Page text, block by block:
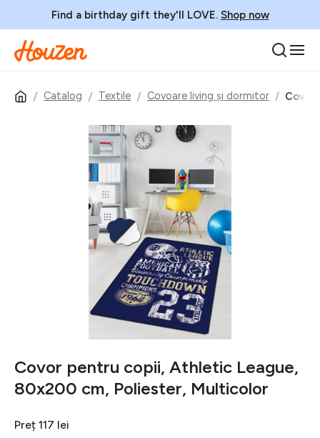
Find a birthday gift they'll LOVE. Shop now
Catalog Textile Covoare living și dormitor
Covor pentru copii, Athletic League,
80x200 cm, Poliester, Multicolor
Preț 117 lei